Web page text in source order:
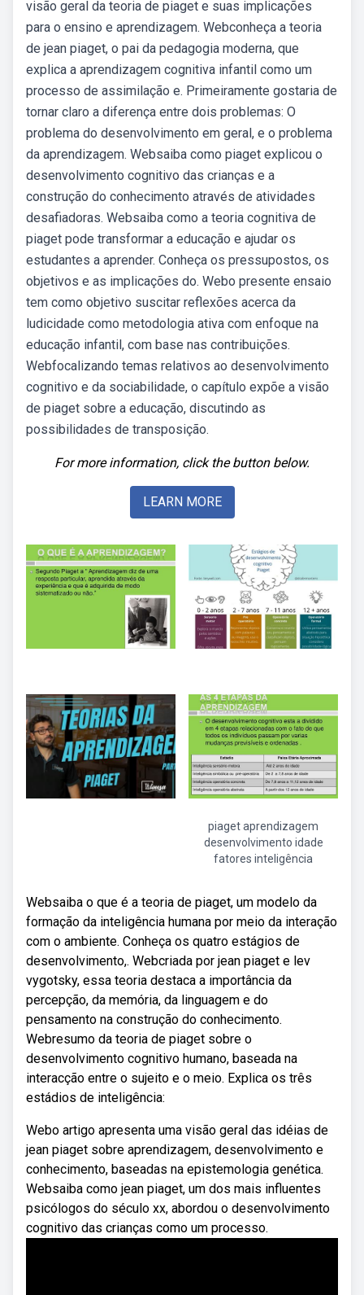
visão geral da teoria de piaget e suas implicações
para o ensino e aprendizagem. Webconheça a teoria
de jean piaget, o pai da pedagogia moderna, que
explica a aprendizagem cognitiva infantil como um
processo de assimilação e. Primeiramente gostaria de
tornar claro a diferença entre dois problemas: O
problema do desenvolvimento em geral, e o problema
da aprendizagem. Websaiba como piaget explicou o
desenvolvimento cognitivo das crianças e a
construção do conhecimento através de atividades
desafiadoras. Websaiba como a teoria cognitiva de
piaget pode transformar a educação e ajudar os
estudantes a aprender. Conheça os pressupostos, os
objetivos e as implicações do. Webo presente ensaio
tem como objetivo suscitar reflexões acerca da
ludicidade como metodologia ativa com enfoque na
educação infantil, com base nas contribuições.
Webfocalizando temas relativos ao desenvolvimento
cognitivo e da sociabilidade, o capítulo expõe a visão
de piaget sobre a educação, discutindo as
possibilidades de transposição.
For more information, click the button below.
LEARN MORE
piaget aprendizagem
desenvolvimento idade
fatores inteligência
Websaiba o que é a teoria de piaget, um modelo da
formação da inteligência humana por meio da interação
com o ambiente. Conheça os quatro estágios de
desenvolvimento,. Webcriada por jean piaget e lev
vygotsky, essa teoria destaca a importância da
percepção, da memória, da linguagem e do
pensamento na construção do conhecimento.
Webresumo da teoria de piaget sobre o
desenvolvimento cognitivo humano, baseada na
interacção entre o sujeito e o meio. Explica os três
estádios de inteligência:
Webo artigo apresenta uma visão geral das idéias de
jean piaget sobre aprendizagem, desenvolvimento e
conhecimento, baseadas na epistemologia genética.
Websaiba como jean piaget, um dos mais influentes
psicólogos do século xx, abordou o desenvolvimento
cognitivo das crianças como um processo.